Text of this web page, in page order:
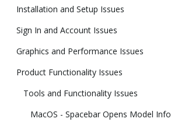
Installation and Setup Issues
Sign In and Account Issues
Graphics and Performance Issues
Product Functionality Issues
Tools and Functionality Issues
MacOS - Spacebar Opens Model Info